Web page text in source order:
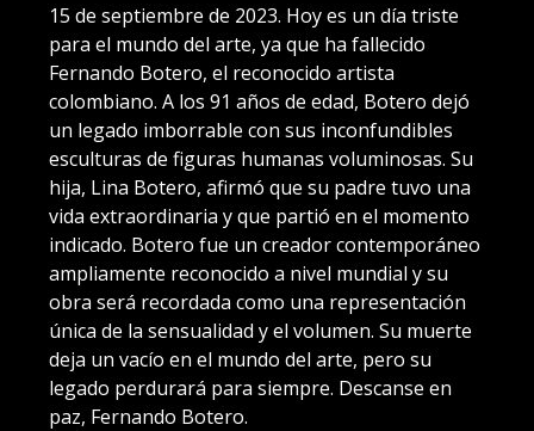
15 de septiembre de 2023. Hoy es un día triste
para el mundo del arte, ya que ha fallecido
Fernando Botero, el reconocido artista
colombiano. A los 91 años de edad, Botero dejó
un legado imborrable con sus inconfundibles
esculturas de figuras humanas voluminosas. Su
hija, Lina Botero, afirmó que su padre tuvo una
vida extraordinaria y que partió en el momento
indicado. Botero fue un creador contemporáneo
ampliamente reconocido a nivel mundial y su
obra será recordada como una representación
única de la sensualidad y el volumen. Su muerte
deja un vacío en el mundo del arte, pero su
legado perdurará para siempre. Descanse en
paz, Fernando Botero.